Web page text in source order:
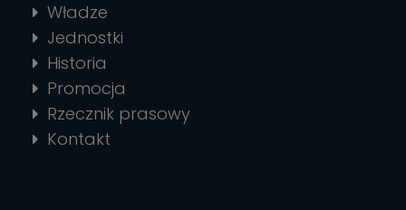
Władze
Jednostki
Historia
Promocja
Rzecznik prasowy
Kontakt